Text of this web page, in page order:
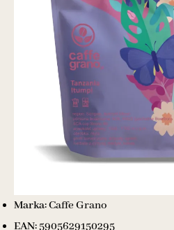
Marka:Caffe Grano
EAN:5905629150295